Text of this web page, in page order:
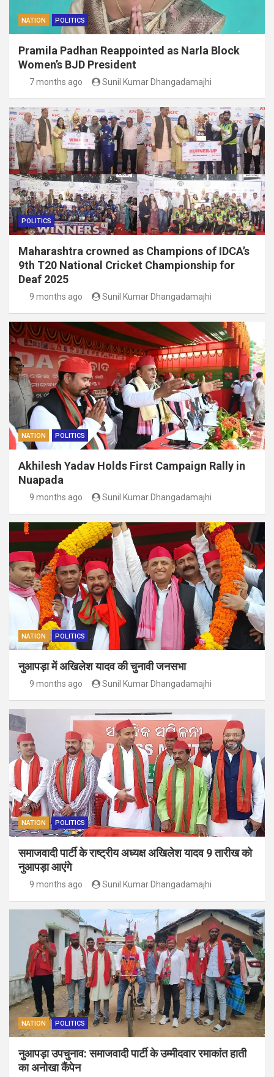
NATION POLITICS
Pramila Padhan Reappointed as Narla Block
Women’s BJD President
7 months ago Sunil Kumar Dhangadamajhi
POLITICS
Maharashtra crowned as Champions of IDCA’s
9th T20 National Cricket Championship for
Deaf 2025
9 months ago Sunil Kumar Dhangadamajhi
NATION POLITICS
Akhilesh Yadav Holds First Campaign Rally in
Nuapada
9 months ago Sunil Kumar Dhangadamajhi
NATION POLITICS
नुआपड़ा में अखिलेश यादव की चुनावी जनसभा
9 months ago Sunil Kumar Dhangadamajhi
NATION POLITICS
समाजवादी पार्टी के राष्ट्रीय अध्यक्ष अखिलेश यादव 9 तारीख को
नुआपड़ा आएंगे
9 months ago Sunil Kumar Dhangadamajhi
NATION POLITICS
नुआपड़ा उपचुनाव: समाजवादी पार्टी के उम्मीदवार रमाकांत हाती
का अनोखा कैंपेन